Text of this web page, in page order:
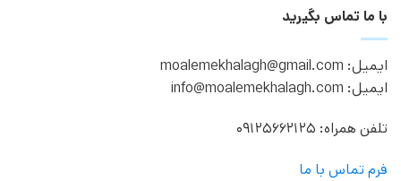
با ما تماس بگیرید
ایمیل: moalemekhalagh@gmail.com
ایمیل: info@moalemekhalagh.com
تلفن همراه: 09125662125
فرم تماس با ما